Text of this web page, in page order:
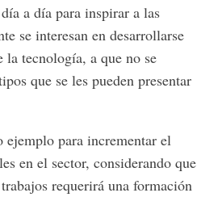
a día para inspirar a las
se interesan en desarrollarse
la tecnología, a que no se
que se les pueden presentar
para incrementar el
en el sector, considerando que
requerirá una formación